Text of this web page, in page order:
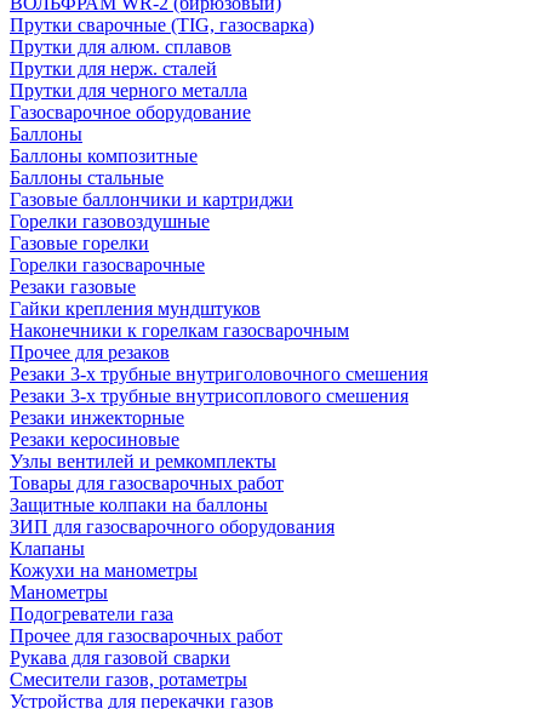
Прутки сварочные (TIG, газосварка)
Прутки для алюм. сплавов
Прутки для нерж. сталей
Прутки для черного металла
Газосварочное оборудование
Баллоны
Баллоны композитные
Баллоны стальные
Газовые баллончики и картриджи
Горелки газовоздушные
Газовые горелки
Горелки газосварочные
Резаки газовые
Гайки крепления мундштуков
Наконечники к горелкам газосварочным
Прочее для резаков
Резаки 3-х трубные внутриголовочного смешения
Резаки 3-х трубные внутрисоплового смешения
Резаки инжекторные
Резаки керосиновые
Узлы вентилей и ремкомплекты
Товары для газосварочных работ
Защитные колпаки на баллоны
ЗИП для газосварочного оборудования
Клапаны
Кожухи на манометры
Манометры
Подогреватели газа
Прочее для газосварочных работ
Рукава для газовой сварки
Смесители газов, ротаметры
Устройства для перекачки газов